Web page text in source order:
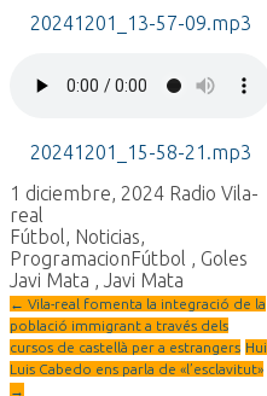
20241201_13-57-09.mp3
20241201_15-58-21.mp3
1 diciembre, 2024 Radio Vila-
real
Fútbol, Noticias,
ProgramacionFútbol , Goles
Javi Mata , Javi Mata
← Vila-real fomenta la integració de la
població immigrant a través dels
cursos de castellà per a estrangers Hui
Luis Cabedo ens parla de «l’esclavitut»
→